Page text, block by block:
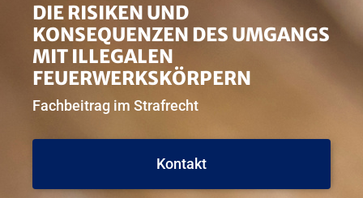
DIE RISIKEN UND
KONSEQUENZEN DES UMGANGS
MIT ILLEGALEN
FEUERWERKSKÖRPERN
Fachbeitrag im Strafrecht
Kontakt